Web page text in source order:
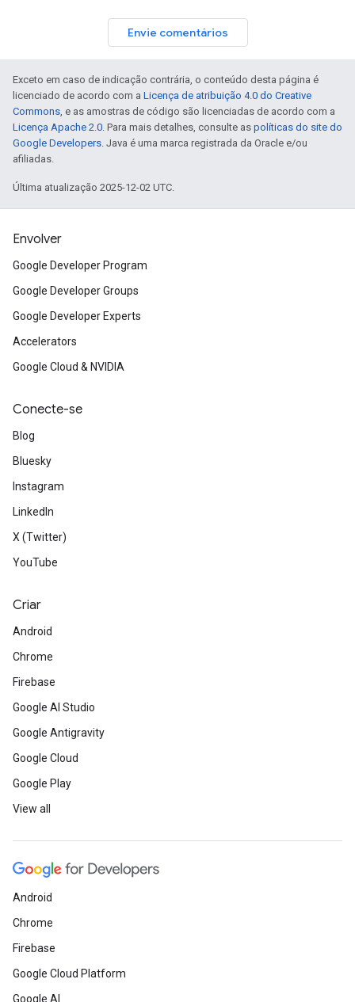
Envie comentários
Exceto em caso de indicação contrária, o conteúdo desta página é
licenciado de acordo com a Licença de atribuição 4.0 do Creative
Commons, e as amostras de código são licenciadas de acordo com a
Licença Apache 2.0. Para mais detalhes, consulte as políticas do site do
Google Developers. Java é uma marca registrada da Oracle e/ou
afiliadas.
Última atualização 2025-12-02 UTC.
Envolver
Google Developer Program
Google Developer Groups
Google Developer Experts
Accelerators
Google Cloud & NVIDIA
Conecte-se
Blog
Bluesky
Instagram
LinkedIn
X (Twitter)
YouTube
Criar
Android
Chrome
Firebase
Google AI Studio
Google Antigravity
Google Cloud
Google Play
View all
Android
Chrome
Firebase
Google Cloud Platform
Google AI